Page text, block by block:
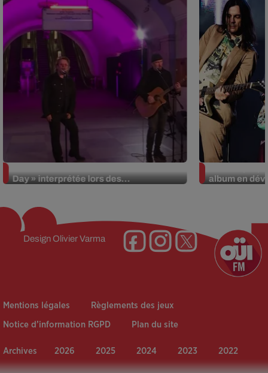
Day » interprétée lors des...
album en
Design Olivier Varma
Mentions légales Règlements des jeux
Notice d’information RGPD Plan du site
Archives 2026 2025 2024 2023 2022